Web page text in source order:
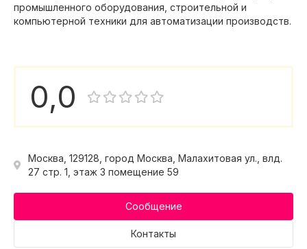
промышленного оборудования, строительной и
компьютерной техники для автоматизации производств.
0,0
Москва, 129128, город Москва, Малахитовая ул., влд.
27 стр. 1, этаж 3 помещение 59
Сообщение
Контакты